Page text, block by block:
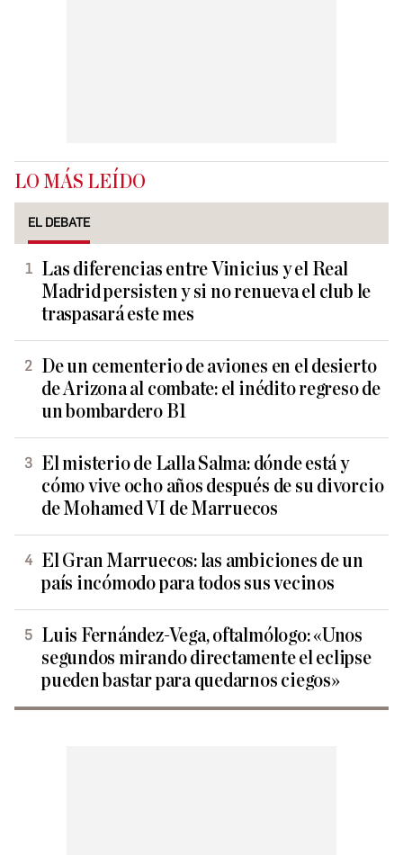
LO MÁS LEÍDO
EL DEBATE
Las diferencias entre Vinicius y el Real
Madrid persisten y si no renueva el club le
traspasará este mes
De un cementerio de aviones en el desierto
de Arizona al combate: el inédito regreso de
un bombardero B1
El misterio de Lalla Salma: dónde está y
cómo vive ocho años después de su divorcio
de Mohamed VI de Marruecos
El Gran Marruecos: las ambiciones de un
país incómodo para todos sus vecinos
Luis Fernández-Vega, oftalmólogo: «Unos
segundos mirando directamente el eclipse
pueden bastar para quedarnos ciegos»